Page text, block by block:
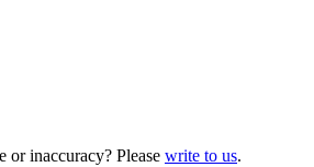
inaccuracy? Please write to us.